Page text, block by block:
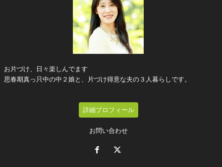
お片づけ、日々楽しんでます
思春期真っ只中の中２娘と、片づけ得意な夫の３人暮らしです。
詳細プロフィール
お問い合わせ